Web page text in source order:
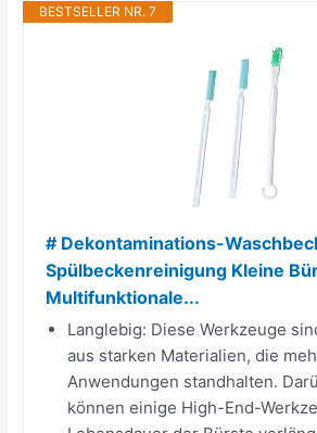
BESTSELLER NR. 7
# Dekontaminations-
Spülbeckenreinigung Kleine
Multifunktionale...
Langlebig: Diese Werkzeuge
aus starken Materialien, die
Anwendungen standhalten.
können einige High-End-